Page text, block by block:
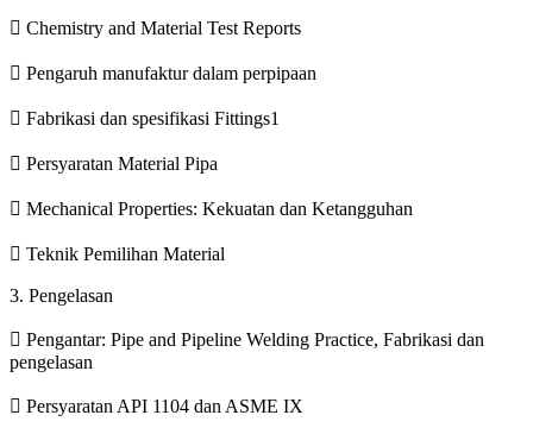
 Chemistry and Material Test Reports
 Pengaruh manufaktur dalam perpipaan
 Fabrikasi dan spesifikasi Fittings1
 Persyaratan Material Pipa
 Mechanical Properties: Kekuatan dan Ketangguhan
 Teknik Pemilihan Material
3. Pengelasan
 Pengantar: Pipe and Pipeline Welding Practice, Fabrikasi dan
pengelasan
 Persyaratan API 1104 dan ASME IX